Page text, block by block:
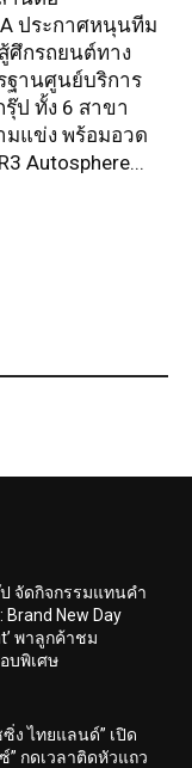
ประกาศหนุนทีม
สู้ศึกรถยนต์ทาง
ฐานศูนย์บริการ
รุ๊ป ทั้ง 6 สาขา
มแข่ง พร้อมอวด
Autosphere...
จัดกิจกรรมแทนคำ
New Day
พาลูกค้าชม
บพิเศษ
ง ไทยแลนด์” เปิด
” กดเวลาติดหัวแถว